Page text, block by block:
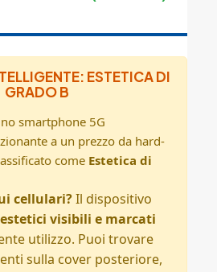
ESTETICA DI
GRADO B
smartphone 5G
a un prezzo da hard-
come Estetica di
cellulari?Il dispositivo
visibili e marcati
utilizzo. Puoi trovare
sulla cover posteriore,